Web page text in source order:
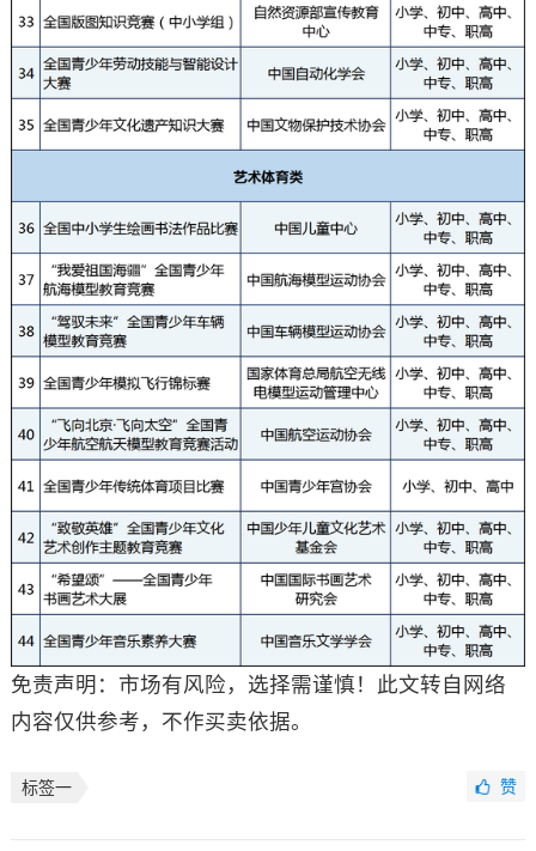
免责声明：市场有风险，选择需谨慎！此文转自网络
内容仅供参考，不作买卖依据。
标签一 赞